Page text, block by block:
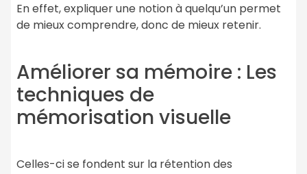
En effet, expliquer une notion à quelqu’un permet
de mieux comprendre, donc de mieux retenir.
Améliorer sa mémoire : Les
techniques de
mémorisation visuelle
Celles-ci se fondent sur la rétention des